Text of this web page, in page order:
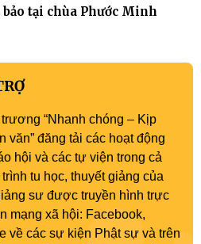
bảo tại chùa Phước Minh
“Nhanh chóng – Kịp
văn” đăng tải các hoạt động
hội và các tự viện trong cả
tu học, thuyết giảng của
sư được truyền hình trực
mạng xã hội: Facebook,
về các sự kiện Phật sự và trên